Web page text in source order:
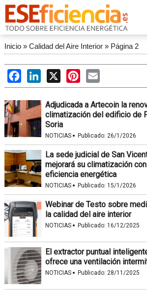
Inicio» Calidad del Aire Interior» Página 2
FacebookLinkedIn
X PinterestEmail
Adjudicada a Artecoin la
climatización del edificio de
Soria
NOTICIAS · Publicado: 26/1/2026
La sede judicial de San
mejorará su climatización
eficiencia energética
NOTICIAS · Publicado: 15/1/2026
Webinar de Testo sobre
la calidad del aire interior
NOTICIAS · Publicado: 16/12/2025
El extractor puntual
ofrece una ventilación
NOTICIAS · Publicado: 28/11/2025